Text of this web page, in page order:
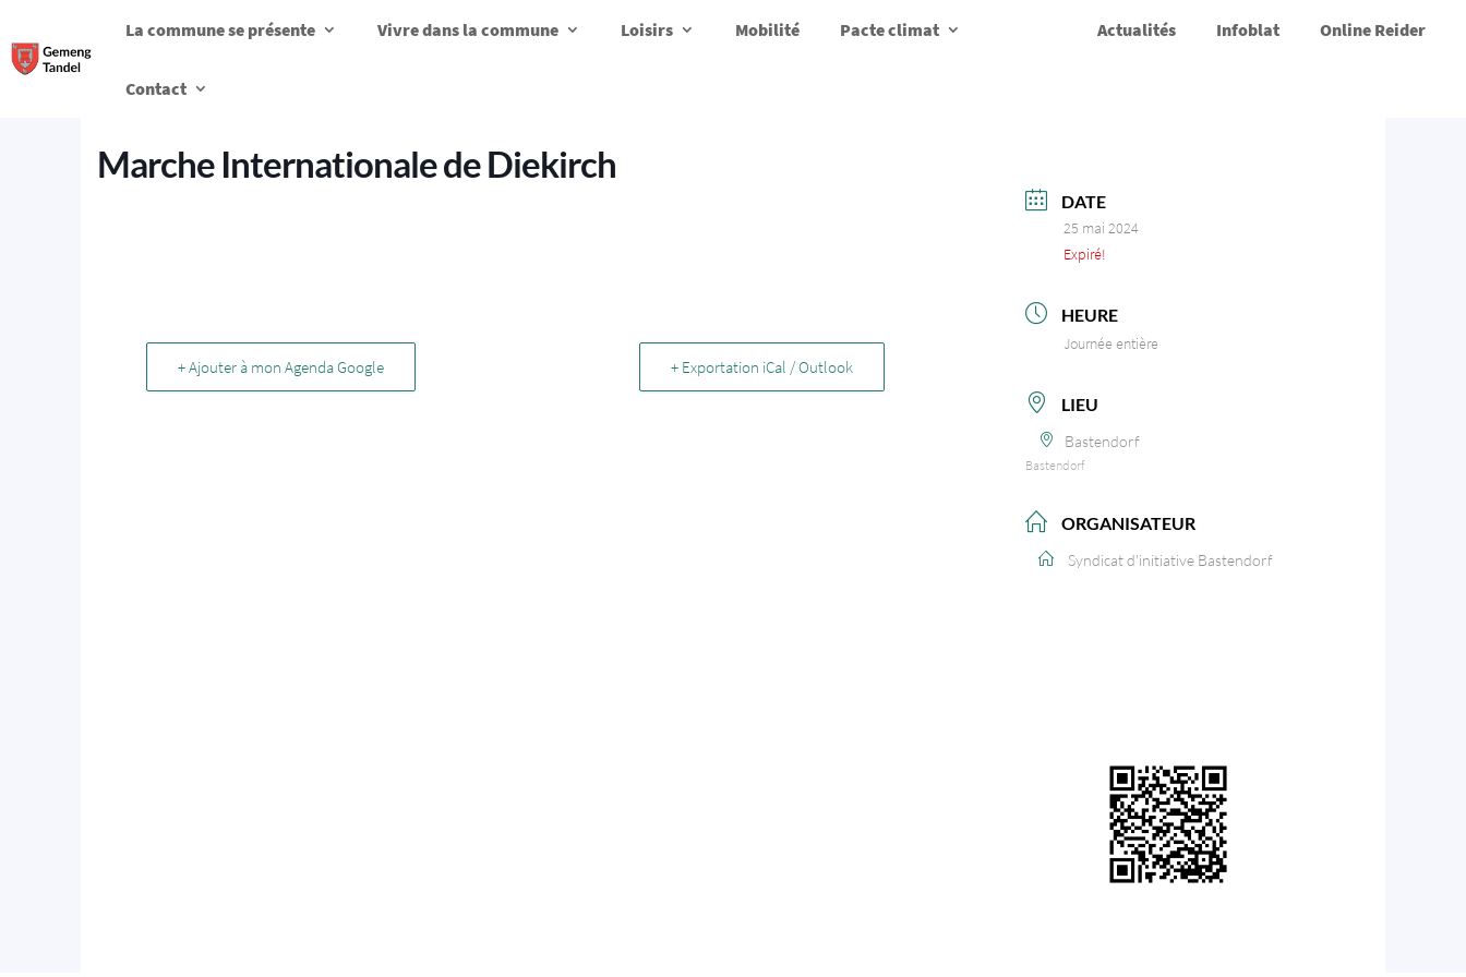
La commune se présente Vivre dans la commune Loisirs Mobilité Pacte climat Actualités Infoblat Online Reider
Contact
Marche Internationale de Diekirch
+ Ajouter à mon Agenda Google + Exportation iCal / Outlook
DATE
25 mai 2024
Expiré!
HEURE
Journée entière
LIEU
Bastendorf
Bastendorf
ORGANISATEUR
Syndicat d'initiative Bastendorf